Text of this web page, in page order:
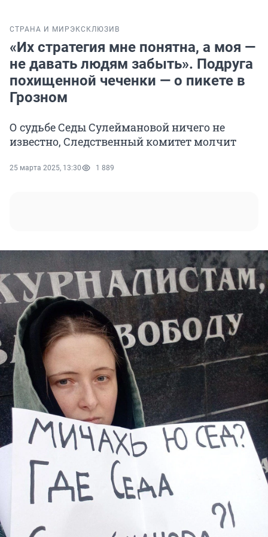
СТРАНА И МИР ЭКСКЛЮЗИВ
«Их стратегия мне понятна, а моя —
не давать людям забыть». Подруга
похищенной чеченки — о пикете в
Грозном
О судьбе Седы Сулеймановой ничего не
известно, Следственный комитет молчит
25 марта 2025, 13:30 1 889